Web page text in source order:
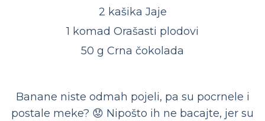
2 kašika Jaje
1 komad Orašasti plodovi
50 g Crna čokolada
Banane niste odmah pojeli, pa su pocrnele i
postale meke? 😟 Nipošto ih ne bacajte, jer su